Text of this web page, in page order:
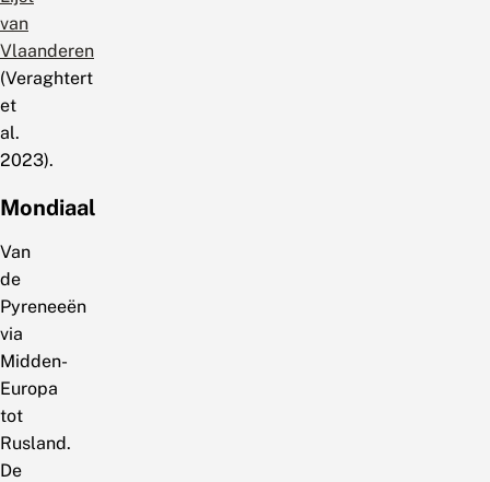
van
Vlaanderen
(Veraghtert
et
al.
2023).
Mondiaal
Van
de
Pyreneeën
via
Midden-
Europa
tot
Rusland.
De